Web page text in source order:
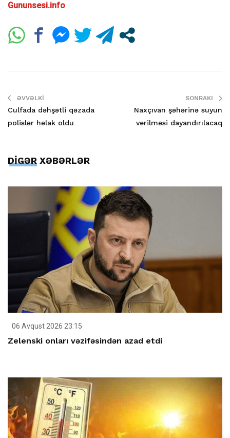
Gununsesi.info
ƏVVƏLKI
Culfada dəhşətli qəzada
polislər həlak oldu
SONRAKI
Naxçıvan şəhərinə suyun
verilməsi dayandırılacaq
DİGƏR XƏBƏRLƏR
06 Avqust 2026 23:15
Zelenski onları vəzifəsindən azad etdi